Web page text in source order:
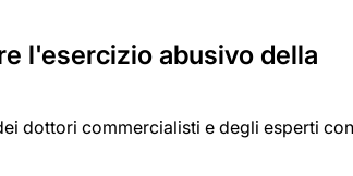
l'esercizio abusivo della
dottori commercialisti e degli esperti